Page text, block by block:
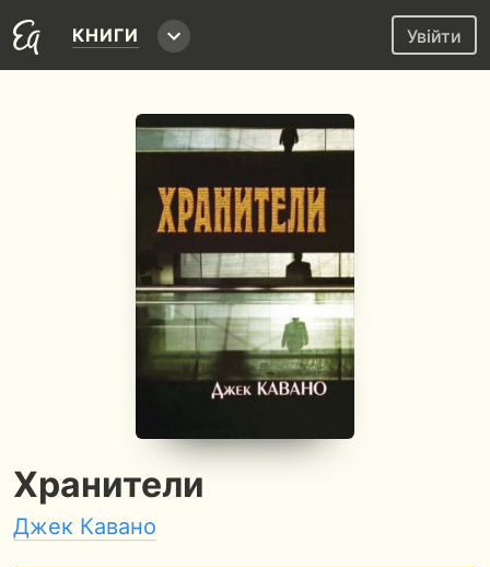
КНИГИ Увійти
Хранители
Джек Кавано